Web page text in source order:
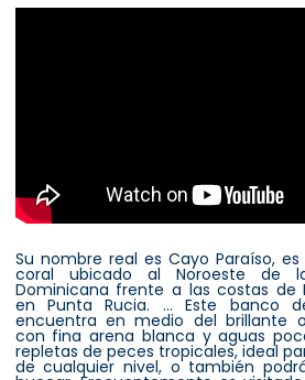
Su nombre real es Cayo Paraíso,
coral ubicado al Noroeste de
Dominicana frente a las costas de
en Punta Rucia. ... Este banco
encuentra en medio del brillante
con fina arena blanca y aguas
repletas de peces tropicales, ideal
de cualquier nivel, o también